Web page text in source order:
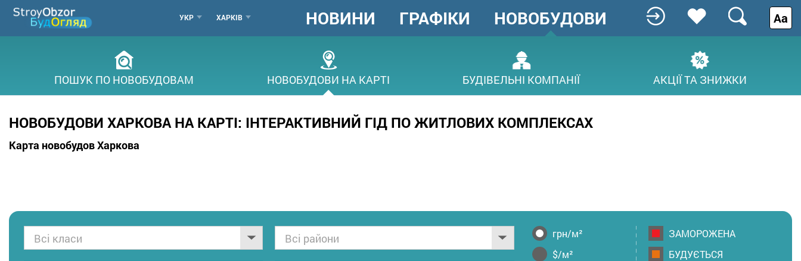
Перейти
основного
УКР
МЕНЮ
ГОРОДОВ
ХАРКІВ
ГОЛОВНЕ
МЕНЮ
НОВИНИ ГРАФІКИ НОВОБУДОВИ
ПОШУК ПО НОВОБУДОВАМ НОВОБУДОВИ НА КАРТІ БУДІВЕЛЬНІ КОМПАНІЇ АКЦІЇ ТА ЗНИЖКИ
Аа
НОВОБУДОВИ ХАРКОВА НА КАРТІ: ІНТЕРАКТИВНИЙ ГІД ПО ЖИТЛОВИХ КОМПЛЕКСАХ
Карта новобудов Харкова
Всі класи Всі райони
грн/м²
$/м²
ЗАМОРОЖЕНА
БУДУЄТЬСЯ